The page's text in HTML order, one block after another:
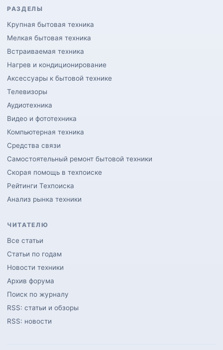
РАЗДЕЛЫ
Крупная бытовая техника
Мелкая бытовая техника
Встраиваемая техника
Нагрев и кондиционирование
Аксессуары к бытовой технике
Телевизоры
Аудиотехника
Видео и фототехника
Компьютерная техника
Средства связи
Самостоятельный ремонт бытовой техники
Скорая помощь в техпоиске
Рейтинги Техпоиска
Анализ рынка техники
ЧИТАТЕЛЮ
Все статьи
Статьи по годам
Новости техники
Архив форума
Поиск по журналу
RSS: статьи и обзоры
RSS: новости